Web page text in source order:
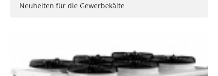
Neuheiten für die Gewerbekälte